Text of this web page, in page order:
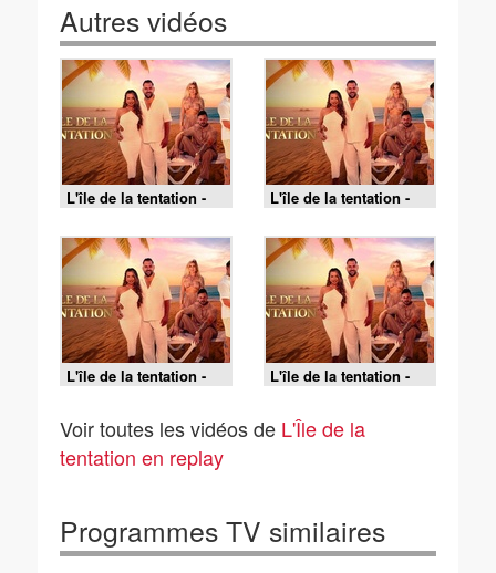
Autres vidéos
L'île de la tentation -
S4 E14 (1/2)
L'île de la tentation -
S4 E13 (2/2)
L'île de la tentation -
S4 E13 (1/2)
L'île de la tentation -
S4 E12 (2/2)
Voir toutes les vidéos de L'Île de la
tentation en replay
Programmes TV similaires